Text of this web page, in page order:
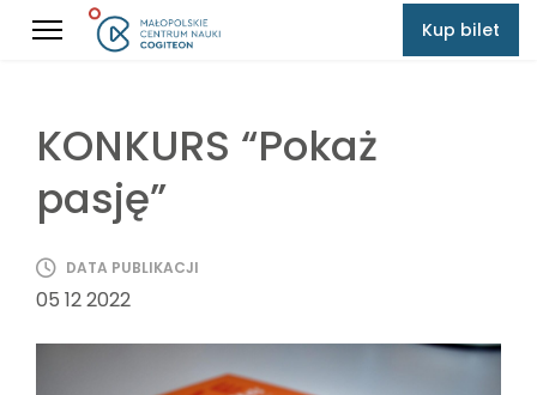
Kup bilet
KONKURS “Pokaż
pasję”
DATA PUBLIKACJI
05 12 2022